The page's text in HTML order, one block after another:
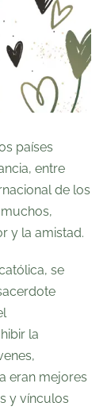
países
entre
de los
y la amistad.
se
la
eran mejores
y vínculos